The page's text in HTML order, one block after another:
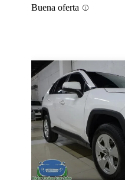
Buena oferta